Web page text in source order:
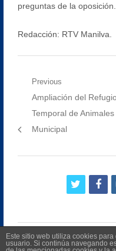
preguntas de la oposición.
Redacción: RTV Manilva.
Navegación
de
entradas
Previous
Previous
post:
Ampliación del Refugio
Temporal de Animales
Municipal
twitter
Este sitio web utiliza cookies
usuario. Si continúa navegando